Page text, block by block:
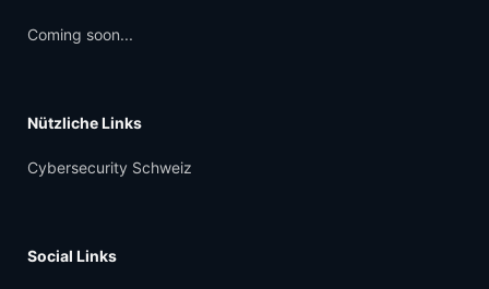
Coming soon...
Nützliche Links
Cybersecurity Schweiz
Social Links